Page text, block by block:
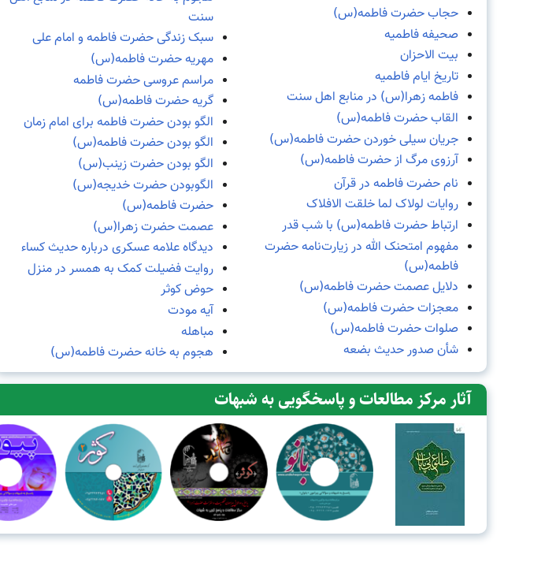
حجاب حضرت فاطمه(س)
صحیفه فاطمیه
بیت الاحزان
تاریخ ایام فاطمیه
فاطمه زهرا(س) در منابع اهل سنت
القاب حضرت فاطمه(س)
جریان سیلی خوردن حضرت فاطمه(س)
آرزوی مرگ از حضرت فاطمه(س)
نام حضرت فاطمه در قرآن
روایات لولاک لما خلقت الافلاک
ارتباط حضرت فاطمه(س) با شب قدر
مفهوم امتحنک الله در زیارت‌نامه حضرت
فاطمه(س)
دلایل عصمت حضرت فاطمه(س)
معجزات حضرت فاطمه(س)
صلوات حضرت فاطمه(س)
شأن صدور حدیث بضعه
سنت
سبک زندگی حضرت فاطمه و امام علی
مهریه حضرت فاطمه(س)
مراسم عروسی حضرت فاطمه
گریه حضرت فاطمه(س)
الگو بودن حضرت فاطمه برای امام زمان
الگو بودن حضرت فاطمه(س)
الگو بودن حضرت زینب(س)
الگوبودن حضرت خدیجه(س)
حضرت فاطمه(س)
عصمت حضرت زهرا(س)
دیدگاه علامه عسکری درباره حدیث کساء
روایت فضیلت کمک به همسر در منزل
حوض کوثر
آیه مودت
مباهله
هجوم به خانه حضرت فاطمه(س)
آثار مرکز مطالعات و پاسخگویی به شبهات